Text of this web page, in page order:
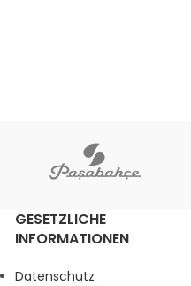
GESETZLICHE
INFORMATIONEN
Datenschutz